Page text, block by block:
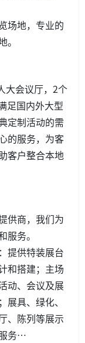
场地，专业的
大会议厅，2个
足国内外大型
定制活动的需
的服务，为客
客户整合本地
供商，我们为
务。
提供特装展台
和搭建；主场
动、会议及展
具、绿化、
、陈列等展示
务…